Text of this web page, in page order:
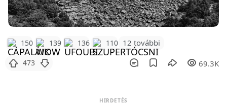
150 139 136 110 12 további
473 69.3K
HIRDETÉS